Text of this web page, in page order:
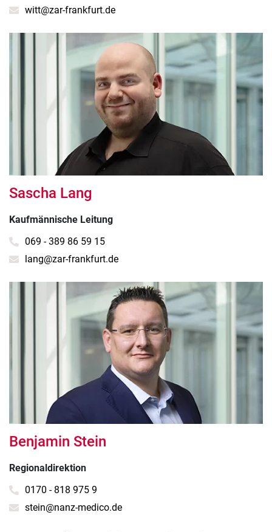
witt@zar-frankfurt.de
Sascha Lang
Kaufmännische Leitung
069 - 389 86 59 15
lang@zar-frankfurt.de
Benjamin Stein
Regionaldirektion
0170 - 818 975 9
stein@nanz-medico.de